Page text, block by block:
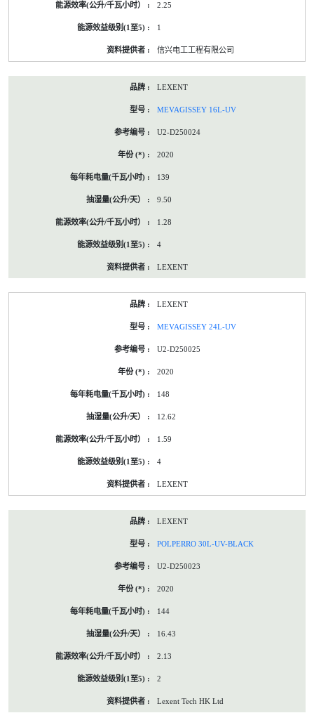
2.25
1
信兴电工工程有限公司
LEXENT
MEVAGISSEY 16L-UV
U2-D250024
2020
139
9.50
1.28
4
LEXENT
LEXENT
MEVAGISSEY 24L-UV
U2-D250025
2020
148
12.62
1.59
4
LEXENT
LEXENT
POLPERRO 30L-UV-BLACK
U2-D250023
2020
144
16.43
2.13
2
Lexent Tech HK Ltd